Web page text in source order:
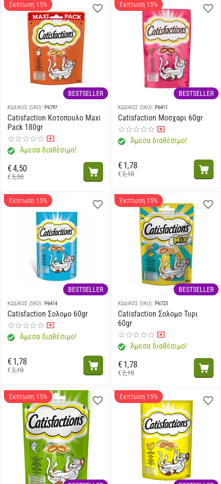
Έκπτωση 15%
BESTSELLER
ΚΩΔΙΚΟΣ (SKU): P6797
Catisfaction Κοτοπουλο Maxi
Pack 180gr
Άμεσα διαθέσιμο!
€5,30
€4,50
Έκπτωση 15%
BESTSELLER
ΚΩΔΙΚΟΣ (SKU): P6411
Catisfaction Μοσχαρι 60gr
Άμεσα διαθέσιμο!
€2,10
€1,78
Έκπτωση 15%
BESTSELLER
ΚΩΔΙΚΟΣ (SKU): P6414
Catisfaction Σολομο 60gr
Άμεσα διαθέσιμο!
€2,10
€1,78
Έκπτωση 15%
BESTSELLER
ΚΩΔΙΚΟΣ (SKU): P6723
Catisfaction Σολομο Τυρι
60gr
Άμεσα διαθέσιμο!
€2,10
€1,78
Έκπτωση 15% Έκπτωση 15%